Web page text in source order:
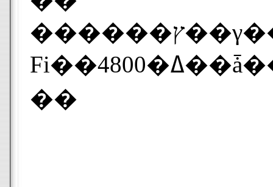
������ץ��γ��Ϥ�ǰ����UQ Flat ǯ�֥ѥ��ݡ��Ȥο�������Ԥ��оݤȤ���ü���γ��Ⱦ����»ܡ�WiMAX Speed Wi-
��